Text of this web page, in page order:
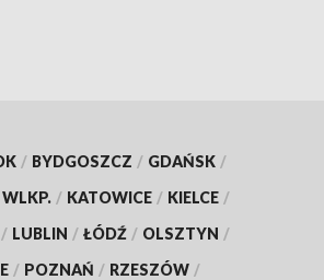
/ BYDGOSZCZ / GDAŃSK /
/ KATOWICE / KIELCE /
/ LUBLIN / ŁÓDŹ / OLSZTYN /
/ POZNAŃ / RZESZÓW /